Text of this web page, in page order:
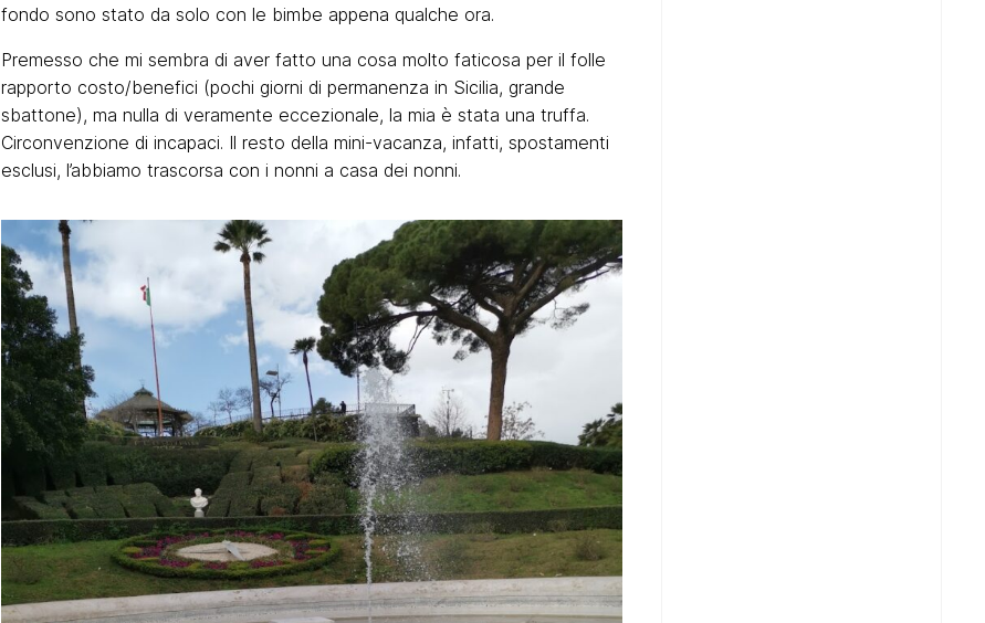
fondo sono stato da solo con le bimbe appena qualche ora.
Premesso che mi sembra di aver fatto una cosa molto faticosa per il folle
rapporto costo/benefici (pochi giorni di permanenza in Sicilia, grande
sbattone), ma nulla di veramente eccezionale, la mia è stata una truffa.
Circonvenzione di incapaci. Il resto della mini-vacanza, infatti, spostamenti
esclusi, l’abbiamo trascorsa con i nonni a casa dei nonni.